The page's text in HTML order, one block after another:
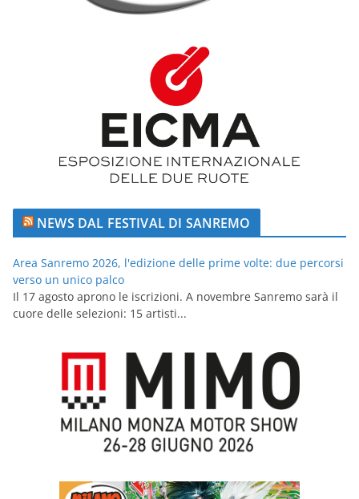
NEWS DAL FESTIVAL DI SANREMO
Area Sanremo 2026, l'edizione delle prime volte: due percorsi
verso un unico palco
Il 17 agosto aprono le iscrizioni. A novembre Sanremo sarà il
cuore delle selezioni: 15 artisti...